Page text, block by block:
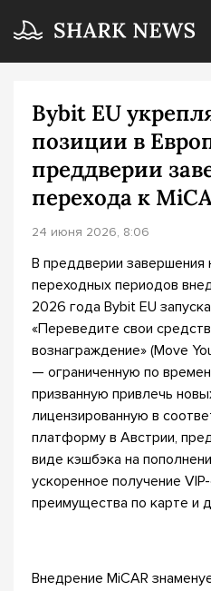
Bybit EU
позиции в
преддверии
перехода к
24 июня 2026, 8:06
В преддверии завершения
переходных периодов
2026 года Bybit EU
«Переведите свои
вознаграждение» (Move
— ограниченную по
призванную привлечь
лицензированную в
платформу в Австрии,
виде кэшбэка на
ускоренное получение
преимущества по карте и
Внедрение MiCAR